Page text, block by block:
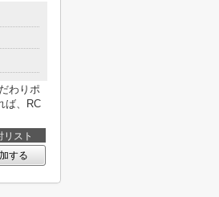
わりポ
ば、RC
リスト
する